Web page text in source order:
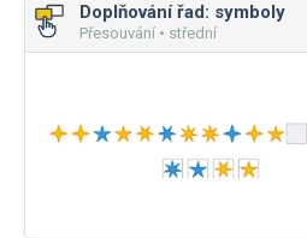
Doplňování řad: symboly
Přesouvání • střední